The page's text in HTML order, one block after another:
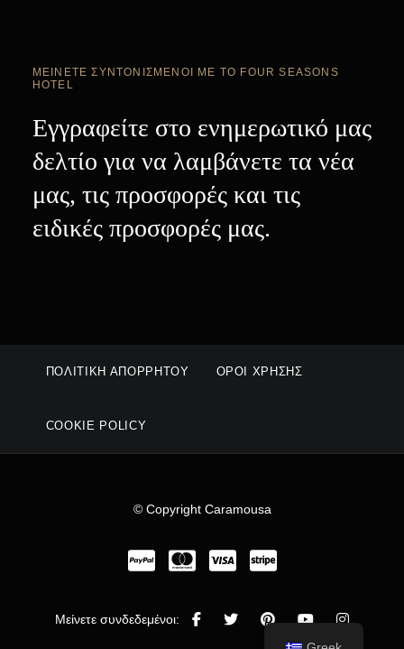
ΜΕΊΝΕΤΕ ΣΥΝΤΟΝΙΣΜΈΝΟΙ ΜΕ ΤΟ FOUR SEASONS
HOTEL
Εγγραφείτε στο ενημερωτικό μας
δελτίο για να λαμβάνετε τα νέα
μας, τις προσφορές και τις
ειδικές προσφορές μας.
ΠΟΛΙΤΙΚΉ ΑΠΟΡΡΉΤΟΥ ΌΡΟΙ ΧΡΉΣΗΣ
COOKIE POLICY
© Copyright Caramousa
Μείνετε συνδεδεμένοι: